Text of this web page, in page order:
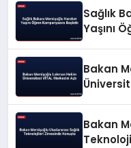
Sağlık
Yaşını
Bakan
Bakan